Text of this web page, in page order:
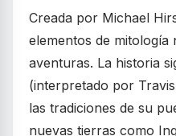
Creada por Michael
elementos de
aventuras. La historia
(interpretado por
las tradiciones de su
nuevas tierras como